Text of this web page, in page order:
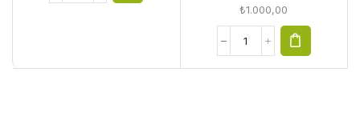
₺1.000,00